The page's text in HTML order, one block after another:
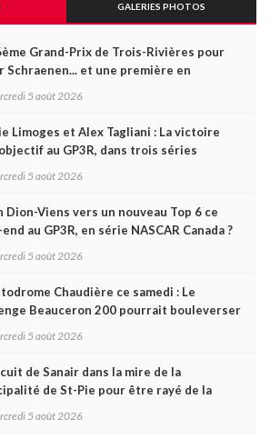
GALERIES PHOTOS
Grand-Prix de Trois-Rivières pour
Schraenen... et une première en
5 août 2026
Limoges et Alex Tagliani : La victoire
au GP3R, dans trois séries
5 août 2026
Dion-Viens vers un nouveau Top 6 ce
au GP3R, en série NASCAR Canada ?
5 août 2026
Chaudière ce samedi : Le
Beauceron 200 pourrait bouleverser
5 août 2026
de Sanair dans la mire de la
de St-Pie pour être rayé de la
5 août 2026